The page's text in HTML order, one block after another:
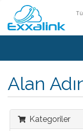
Alan
Kategoriler